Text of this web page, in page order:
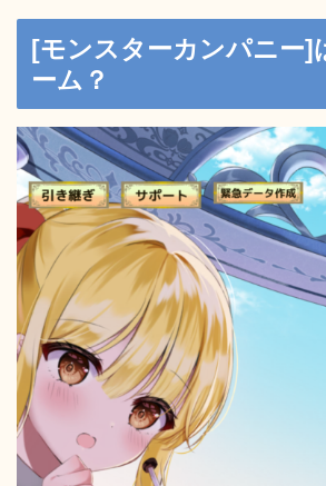
[モンスターカンパニー]
ーム？